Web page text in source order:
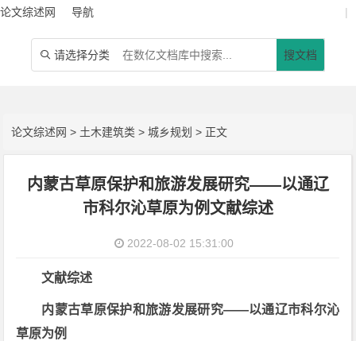
论文综述网 导航 |
 请选择分类 搜文档
论文综述网 > 土木建筑类 >城乡规划 > 正文
内蒙古草原保护和旅游发展研究——以通辽
市科尔沁草原为例文献综述
2022-08-02 15:31:00
文献综述
内蒙古草原保护和旅游发展研究——以通辽市科尔沁
草原为例